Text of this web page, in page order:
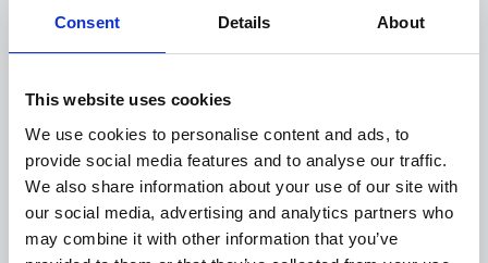
Consent Details About
This website uses cookies
We use cookies to personalise content and ads, to
provide social media features and to analyse our traffic.
We also share information about your use of our site with
our social media, advertising and analytics partners who
may combine it with other information that you’ve
zu effizienter
Ausgabenverwaltung
unterwegs
Haben Sie genug von manuellen Engpässen, die
die Spesenabrechnungen schwieriger machen,